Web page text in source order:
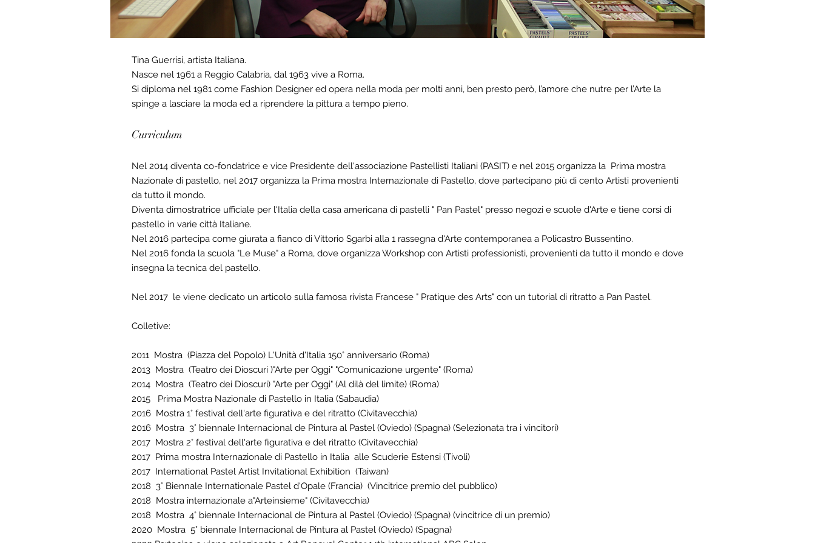
Tina Guerrisi, artista Italiana.
Nasce nel 1961 a Reggio Calabria, dal 1963 vive a Roma.
Si diploma nel 1981 come Fashion Designer ed opera nella moda per molti anni, ben presto però, l’amore che nutre per l’Arte la
spinge a lasciare la moda ed a riprendere la pittura a tempo pieno.
Curriculum
Nel 2014 diventa co-fondatrice e vice Presidente dell'associazione Pastellisti Italiani (PASIT) e nel 2015 organizza la Prima mostra
Nazionale di pastello, nel 2017 organizza la Prima mostra Internazionale di Pastello, dove partecipano più di cento Artisti provenienti
da tutto il mondo.
Diventa dimostratrice ufficiale per l'Italia della casa americana di pastelli " Pan Pastel" presso negozi e scuole d'Arte e tiene corsi di
pastello in varie città Italiane.
Nel 2016 partecipa come giurata a fianco di Vittorio Sgarbi alla 1 rassegna d'Arte contemporanea a Policastro Bussentino.
Nel 2016 fonda la scuola "Le Muse" a Roma, dove organizza Workshop con Artisti professionisti, provenienti da tutto il mondo e dove
insegna la tecnica del pastello.
Nel 2017 le viene dedicato un articolo sulla famosa rivista Francese " Pratique des Arts" con un tutorial di ritratto a Pan Pastel.
Colletive:
2011 Mostra (Piazza del Popolo) L'Unità d'Italia 150° anniversario (Roma)
2013 Mostra (Teatro dei Dioscuri )"Arte per Oggi" "Comunicazione urgente" (Roma)
2014 Mostra (Teatro dei Dioscuri) "Arte per Oggi" (Al dilà del limite) (Roma)
2015 Prima Mostra Nazionale di Pastello in Italia (Sabaudia)
2016 Mostra 1° festival dell'arte figurativa e del ritratto (Civitavecchia)
2016 Mostra 3° biennale Internacional de Pintura al Pastel (Oviedo) (Spagna) (Selezionata tra i vincitori)
2017 Mostra 2° festival dell'arte figurativa e del ritratto (Civitavecchia)
2017 Prima mostra Internazionale di Pastello in Italia alle Scuderie Estensi (Tivoli)
2017 International Pastel Artist Invitational Exhibition (Taiwan)
2018 3° Biennale Internationale Pastel d'Opale (Francia) (Vincitrice premio del pubblico)
2018 Mostra internazionale a"Arteinsieme" (Civitavecchia)
2018 Mostra 4° biennale Internacional de Pintura al Pastel (Oviedo) (Spagna) (vincitrice di un premio)
2020 Mostra 5° biennale Internacional de Pintura al Pastel (Oviedo) (Spagna)